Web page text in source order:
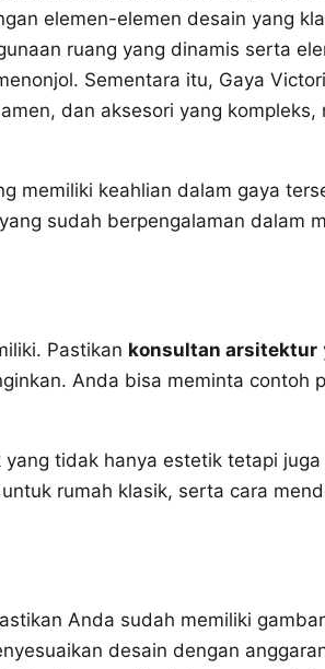
elemen-elemen desain yang
ruang yang dinamis serta
Sementara itu, Gaya
dan aksesori yang kompleks,
memiliki keahlian dalam gaya
sudah berpengalaman dalam
Pastikan konsultan arsitektur
Anda bisa meminta contoh
tidak hanya estetik tetapi
rumah klasik, serta cara
Anda sudah memiliki
desain dengan